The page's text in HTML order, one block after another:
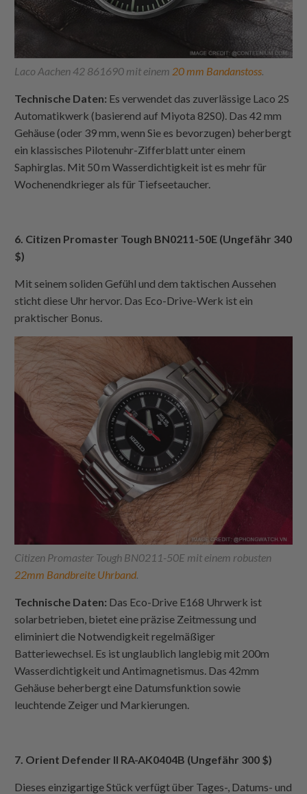
Laco Aachen 42 861690 mit einem 20 mm Bandanstoss
Technische Daten: Es verwendet das zuverlässige Laco 2S
Automatikwerk (basierend auf Miyota 82S0). Das 42 mm
Gehäuse (oder 39 mm, wenn Sie es bevorzugen) beherbergt
ein klassisches Pilotenuhr-Zifferblatt unter einem
Saphirglas. Mit 50 m Wasserdichtigkeit ist es mehr für
Wochenendkrieger als für Tiefseetaucher.
6. Citizen Promaster Tough BN0211-50E (Ungefähr 340
$)
Mit seinem soliden Gefühl und dem taktischen Aussehen
sticht diese Uhr hervor. Das Eco-Drive-Werk ist ein
praktischer Bonus.
Citizen Promaster Tough BN0211-50E mit einem robusten
22mm Bandbreite Uhrband
Technische Daten: Das Eco-Drive E168 Uhrwerk ist
solarbetrieben, bietet eine präzise Zeitmessung und
eliminiert die Notwendigkeit regelmäßiger
Batteriewechsel. Es ist unglaublich langlebig mit 200m
Wasserdichtigkeit und Antimagnetismus. Das 42mm
Gehäuse beherbergt eine Datumsfunktion sowie
leuchtende Zeiger und Markierungen.
7. Orient Defender II RA-AK0404B (Ungefähr 300 $)
Dieses einzigartige Stück verfügt über Tages-, Datums- und